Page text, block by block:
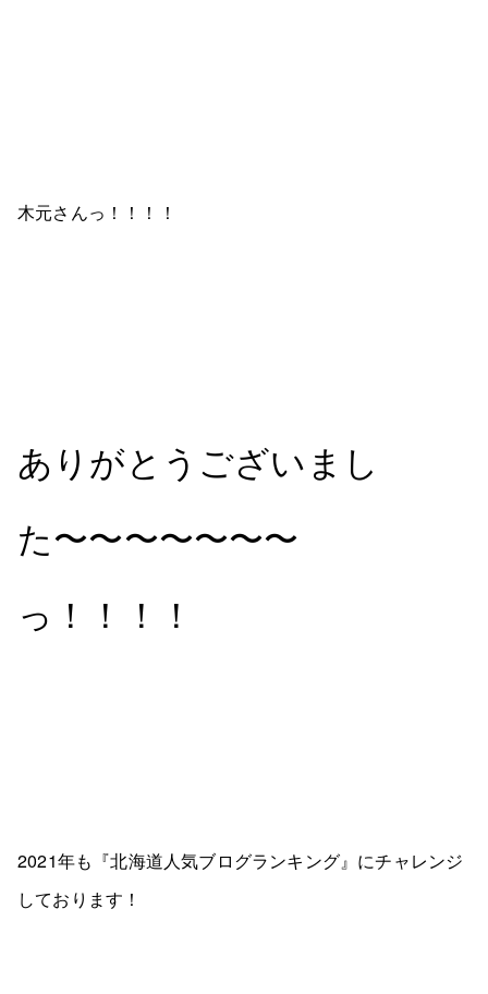
木元さんっ！！！！
ありがとうございまし
た〜〜〜〜〜〜〜
っ！！！！
2021年も『北海道人気ブログランキング』にチャレンジ
しております！